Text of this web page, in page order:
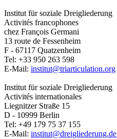
Institut für soziale Dreigliederung
Activités francophones
chez François Germani
13 route de Fessenheim
F - 67117 Quatzenheim
Tel: +33 950 263 598
E-Mail: institut@triarticulation.org
Institut für soziale Dreigliederung
Activités internationales
Liegnitzer Straße 15
D - 10999 Berlin
Tel: +49 179 75 37 155
E-Mail: institut@dreigliederung.de